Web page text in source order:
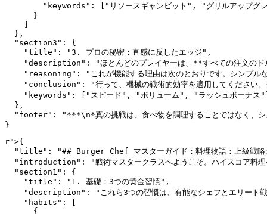
"keywords": ["リソースギャンビット", "グリルアップグ
      }
    ]
  },
  "section3": {
    "title": "3. プロの秘密：直感に反したエッジ",
"description": "ほとんどのプレイヤーは、**すべての注文のド
"reasoning": "これが機能する理由は次のとおりです。シンプルな
"conclusion": "行って、機械の戦術的効率を適用してください。
"keywords": ["スピード", "ボリューム", "ラッシュボーナス
  },
"footer": "***\n*真の挑戦は、食べ物を調理することではなく、
r">{
"title": "## Burger Chef マスターガイド：料理物語：上級戦略
"introduction": "戦術マスタークラスへようこそ。ハイスコア料理
  "section1": {
    "title": "1. 基礎：3つの黄金習慣",
"description": "これら3つの習慣は、有能なシェフとエリート戦
    "habits": [
      {